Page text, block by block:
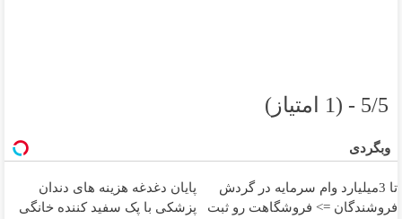
5/5 - (1 امتیاز)
وبگردی
تا 3میلیارد وام سرمایه در گردش
فروشندگان => فروشگاهت رو ثبت
پایان دغدغه هزینه های دندان
پزشکی با پک سفید کننده خانگی